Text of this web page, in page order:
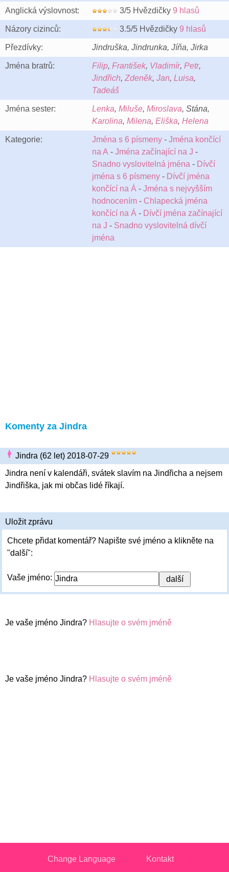
Anglická výslovnost: 3/5 Hvězdičky 9 hlasů
Názory cizinců: 3.5/5 Hvězdičky 9 hlasů
Přezdívky: Jindruška, Jindrunka, Jíňa, Jirka
Jména bratrů: Filip, František, Vladimír, Petr,
Jindřich, Zdeněk, Jan, Luisa,
Tadeáš
Jména sester: Lenka, Miluše, Miroslava, Stána,
Karolina, Milena, Eliška, Helena
Kategorie: Jména s 6 písmeny - Jména končící
na A - Jména začínající na J -
Snadno vyslovitelná jména - Dívčí
jména s 6 písmeny - Dívčí jména
končící na Á - Jména s nejvyšším
hodnocením - Chlapecká jména
končící na Á - Dívčí jména začínající
na J - Snadno vyslovitelná dívčí
jména
Komenty za Jindra
Jindra (62 let) 2018-07-29
Jindra není v kalendáři, svátek slavím na Jindřicha a nejsem
Jindřiška, jak mi občas lidé říkají.
Uložit zprávu
Chcete přidat komentář? Napište své jméno a klikněte na
"další":
Vaše jméno:
Je vaše jméno Jindra? Hlasujte o svém jméně
Je vaše jméno Jindra? Hlasujte o svém jméně
Change Language Kontakt